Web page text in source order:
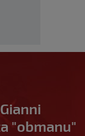
"obmanu"